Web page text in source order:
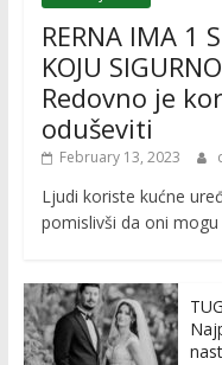
RERNA IMA 1
KOJU
Redovno je
oduševiti
February 13, 2023
Ljudi koriste kućne
pomislivši da oni